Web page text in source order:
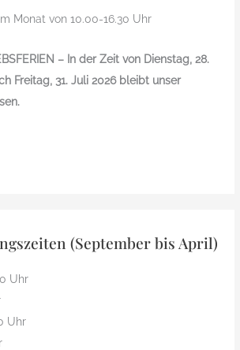
Monat von 10.00-16.30 Uhr
– In der Zeit von Dienstag, 28.
Freitag, 31. Juli 2026 bleibt unser
(September bis April)
Uhr
Uhr